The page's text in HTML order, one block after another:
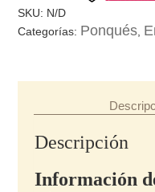
SKU: N/D
Categorías: Ponqués
Descripción
Información